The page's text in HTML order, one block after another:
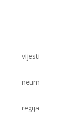
vijesti
neum
regija